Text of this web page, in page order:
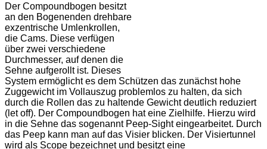
Der Compoundbogen besitzt
an den Bogenenden drehbare
exzentrische Umlenkrollen,
die Cams. Diese verfügen
über zwei verschiedene
Durchmesser, auf denen die
Sehne aufgerollt ist. Dieses
System ermöglicht es dem Schützen das zunächst hohe
Zuggewicht im Vollauszug problemlos zu halten, da sich
durch die Rollen das zu haltende Gewicht deutlich reduziert
(let off). Der Compoundbogen hat eine Zielhilfe. Hierzu wird
in die Sehne das sogenannt Peep-Sight eingearbeitet. Durch
das Peep kann man auf das Visier blicken. Der Visiertunnel
wird als Scope bezeichnet und besitzt eine